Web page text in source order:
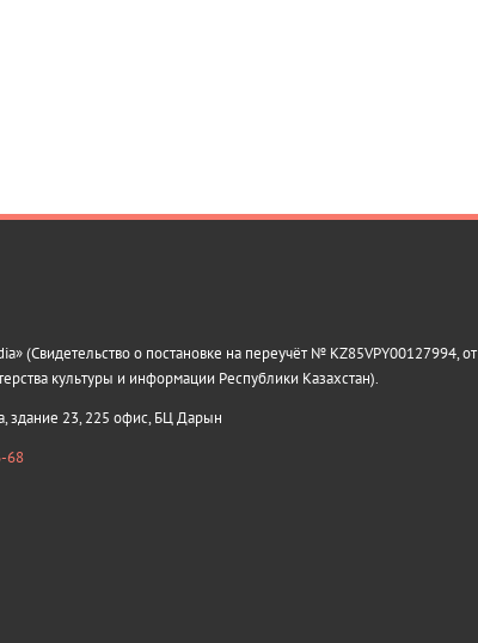
(Свидетельство о постановке на переучёт № KZ85VPY00127994, от
культуры и информации Республики Казахстан).
здание 23, 225 офис, БЦ Дарын
68